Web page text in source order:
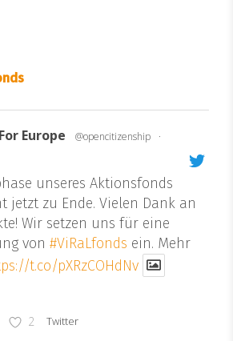
Europe @opencitizenship
·
unseres Aktionsfonds
jetzt zu Ende. Vielen Dank an
Wir setzen uns für eine
von #ViRaLfonds ein. Mehr
t.co/pXRzCOHdNv
2 Twitter